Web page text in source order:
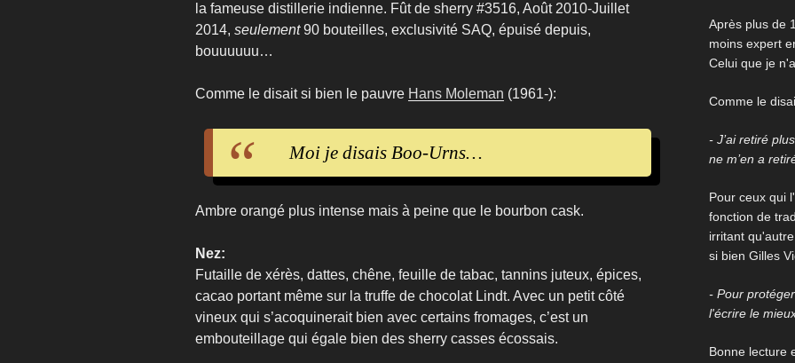
la fameuse distillerie indienne. Fût de sherry #3516, Août 2010-Juillet
2014, seulement90 bouteilles, exclusivité SAQ, épuisé depuis,
bouuuuuu…
Comme le disait si bien le pauvre Hans Moleman (1961-):
Moi je disais Boo-Urns…
Ambre orangé plus intense mais à peine que le bourbon cask.
Nez:
Futaille de xérès, dattes, chêne, feuille de tabac, tannins juteux, épices,
cacao portant même sur la truffe de chocolat Lindt. Avec un petit côté
vineux qui s’acoquinerait bien avec certains fromages, c’est un
embouteillage qui égale bien des sherry casses écossais.
Après plus de
moins expert
Celui que je
Comme le
- J’ai retiré
ne m’en a
Pour ceux qui
fonction de
irritant
si bien Gilles
- Pour
l'écrire le
Bonne lecture